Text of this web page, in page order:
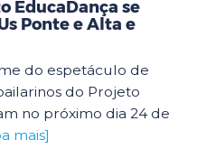
EducaDança se
Ponte e Alta e
do espetáculo de
do Projeto
no próximo dia 24 de
mais]